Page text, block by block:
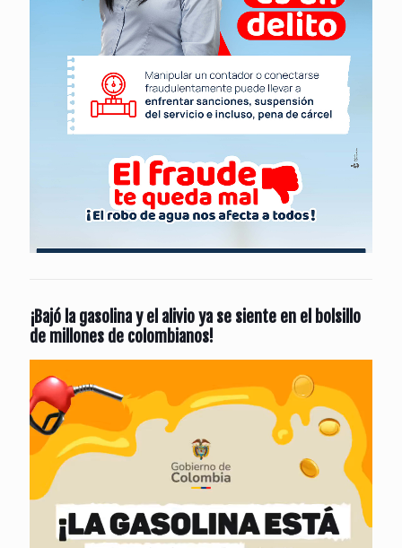
¡Bajó la gasolina y el alivio ya se siente en el bolsillo
de millones de colombianos!
de
vídeo